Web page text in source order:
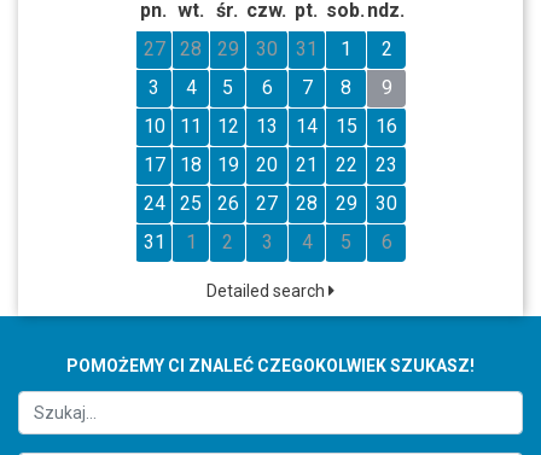
pn. wt. śr. czw. pt. sob. ndz.
27
28 29 30 31 1
2
3
4 5 6 7 8
9
10
11 12 13 14 15
16
17
18 19 20 21 22
23
24
25 26 27 28 29
30
31
1 2 3 4 5 6
Detailed search
POMOŻEMY CI ZNALEĆ CZEGOKOLWIEK SZUKASZ!